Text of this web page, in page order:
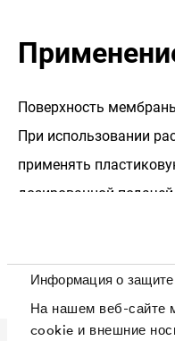
Информация о
На нашем веб-сайте
cookie и внешние
Поверхность
При использовании
применять
дозированной подачей